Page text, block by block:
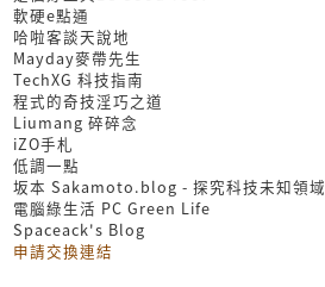
軟硬e點通
哈啦客談天說地
Mayday麥帶先生
TechXG 科技指南
程式的奇技淫巧之道
Liumang 碎碎念
iZO手札
低調一點
坂本 Sakamoto.blog - 探究科技未知領域
電腦綠生活 PC Green Life
Spaceack's Blog
申請交換連結